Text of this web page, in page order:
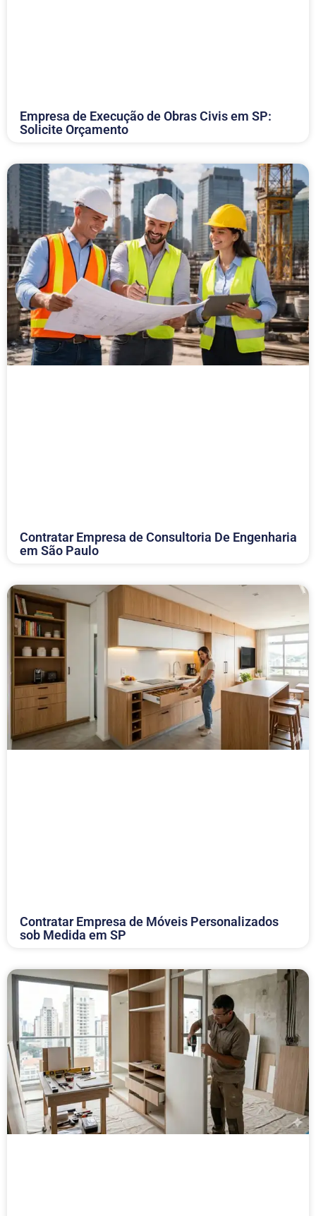
Empresa de Execução de Obras Civis em SP:
Solicite Orçamento
Contratar Empresa de Consultoria De Engenharia
em São Paulo
Contratar Empresa de Móveis Personalizados
sob Medida em SP